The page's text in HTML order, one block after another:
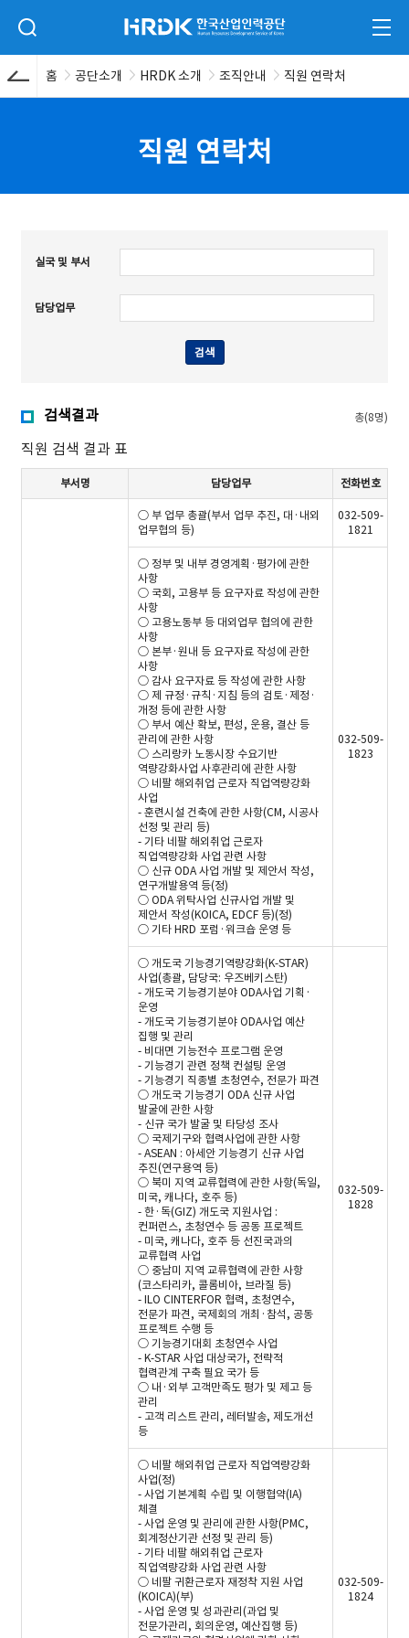
검색 입력폼 열기 HRDK 한국산업인력공단 전체
홈 공단소개 HRDK 소개 조직안내 직원 연락처
직원 연락처
실국 및 부서
담당업무
검색결과 총(8명)
직원 검색 결과 표
부서명 담당업무 전화번호
○ 부 업무 총괄(부서 업무 추진, 대·내외
업무협의 등)
032-509-
1821
○ 정부 및 내부 경영계획·평가에 관한
사항
○ 국회, 고용부 등 요구자료 작성에 관한
사항
○ 고용노동부 등 대외업무 협의에 관한
사항
○ 본부·원내 등 요구자료 작성에 관한
사항
○ 감사 요구자료 등 작성에 관한 사항
○ 제 규정·규칙·지침 등의 검토·제정·
개정 등에 관한 사항
○ 부서 예산 확보, 편성, 운용, 결산 등
관리에 관한 사항
○ 스리랑카 노동시장 수요기반
역량강화사업 사후관리에 관한 사항
○ 네팔 해외취업 근로자 직업역량강화
사업
- 훈련시설 건축에 관한 사항(CM, 시공사
선정 및 관리 등)
- 기타 네팔 해외취업 근로자
직업역량강화 사업 관련 사항
○ 신규 ODA 사업 개발 및 제안서 작성,
연구개발용역 등(정)
○ ODA 위탁사업 신규사업 개발 및
제안서 작성(KOICA, EDCF 등)(정)
○ 기타 HRD 포럼·워크숍 운영 등
032-509-
1823
○ 개도국 기능경기역량강화(K-STAR)
사업(총괄, 담당국: 우즈베키스탄)
- 개도국 기능경기분야 ODA사업 기획·
운영
- 개도국 기능경기분야 ODA사업 예산
집행 및 관리
- 비대면 기능전수 프로그램 운영
- 기능경기 관련 정책 컨설팅 운영
- 기능경기 직종별 초청연수, 전문가 파견
○ 개도국 기능경기 ODA 신규 사업
발굴에 관한 사항
- 신규 국가 발굴 및 타당성 조사
○ 국제기구와 협력사업에 관한 사항
- ASEAN : 아세안 기능경기 신규 사업
추진(연구용역 등)
○ 북미 지역 교류협력에 관한 사항(독일,
미국, 캐나다, 호주 등)
- 한·독(GIZ) 개도국 지원사업 :
컨퍼런스, 초청연수 등 공동 프로젝트
- 미국, 캐나다, 호주 등 선진국과의
교류협력 사업
○ 중남미 지역 교류협력에 관한 사항
(코스타리카, 콜롬비아, 브라질 등)
- ILO CINTERFOR 협력, 초청연수,
전문가 파견, 국제회의 개최·참석, 공동
프로젝트 수행 등
○ 기능경기대회 초청연수 사업
- K-STAR 사업 대상국가, 전략적
협력관계 구축 필요 국가 등
○ 내·외부 고객만족도 평가 및 제고 등
관리
- 고객 리스트 관리, 레터발송, 제도개선
등
032-509-
1828
○ 네팔 해외취업 근로자 직업역량강화
사업(정)
- 사업 기본계획 수립 및 이행협약(IA)
체결
- 사업 운영 및 관리에 관한 사항(PMC,
회계정산기관 선정 및 관리 등)
- 기타 네팔 해외취업 근로자
직업역량강화 사업 관련 사항
○ 네팔 귀환근로자 재정착 지원 사업
(KOICA)(부)
- 사업 운영 및 성과관리(과업 및
전문가관리, 회의운영, 예산집행 등)
032-509-
1824